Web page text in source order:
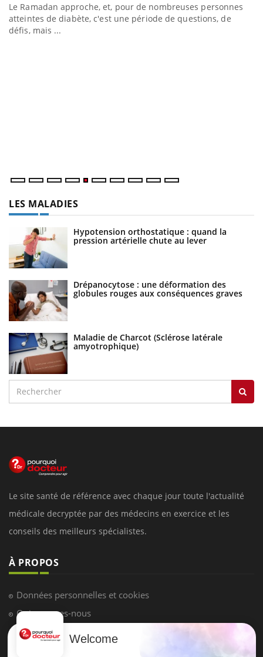
Le Ramadan approche, et, pour de nombreuses personnes
atteintes de diabète, c'est une période de questions, de
défis, mais ...
LES MALADIES
Hypotension orthostatique : quand la
pression artérielle chute au lever
Drépanocytose : une déformation des
globules rouges aux conséquences graves
Maladie de Charcot (Sclérose latérale
amyotrophique)
Le site santé de référence avec chaque jour toute l'actualité
médicale decryptée par des médecins en exercice et les
conseils des meilleurs spécialistes.
À PROPOS
Données personnelles et cookies
Qui sommes-nous
Conditions d'utilisation
Welcome